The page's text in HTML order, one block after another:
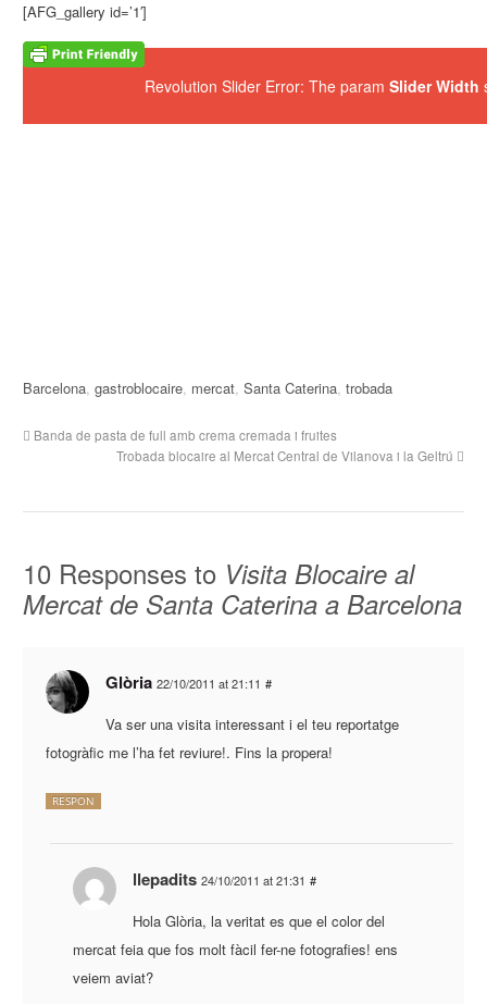
[AFG_gallery id=’1′]
Revolution Slider Error: The paramSlider Width
Barcelona,gastroblocaire, mercat,Santa Caterina,trobada
Banda de pasta de full amb crema cremada i fruites
Trobada blocaire al Mercat Central de Vilanova i la Geltrú
10 Responses to Visita Blocaire al
Mercat de Santa Caterina a Barcelona
Glòria 22/10/2011 at 21:11 #
Va ser una visita interessant i el teu reportatge
fotogràfic me l’ha fet reviure!. Fins la propera!
RESPON
llepadits 24/10/2011 at 21:31 #
Hola Glòria, la veritat es que el color del
mercat feia que fos molt fàcil fer-ne fotografies! ens
veiem aviat?